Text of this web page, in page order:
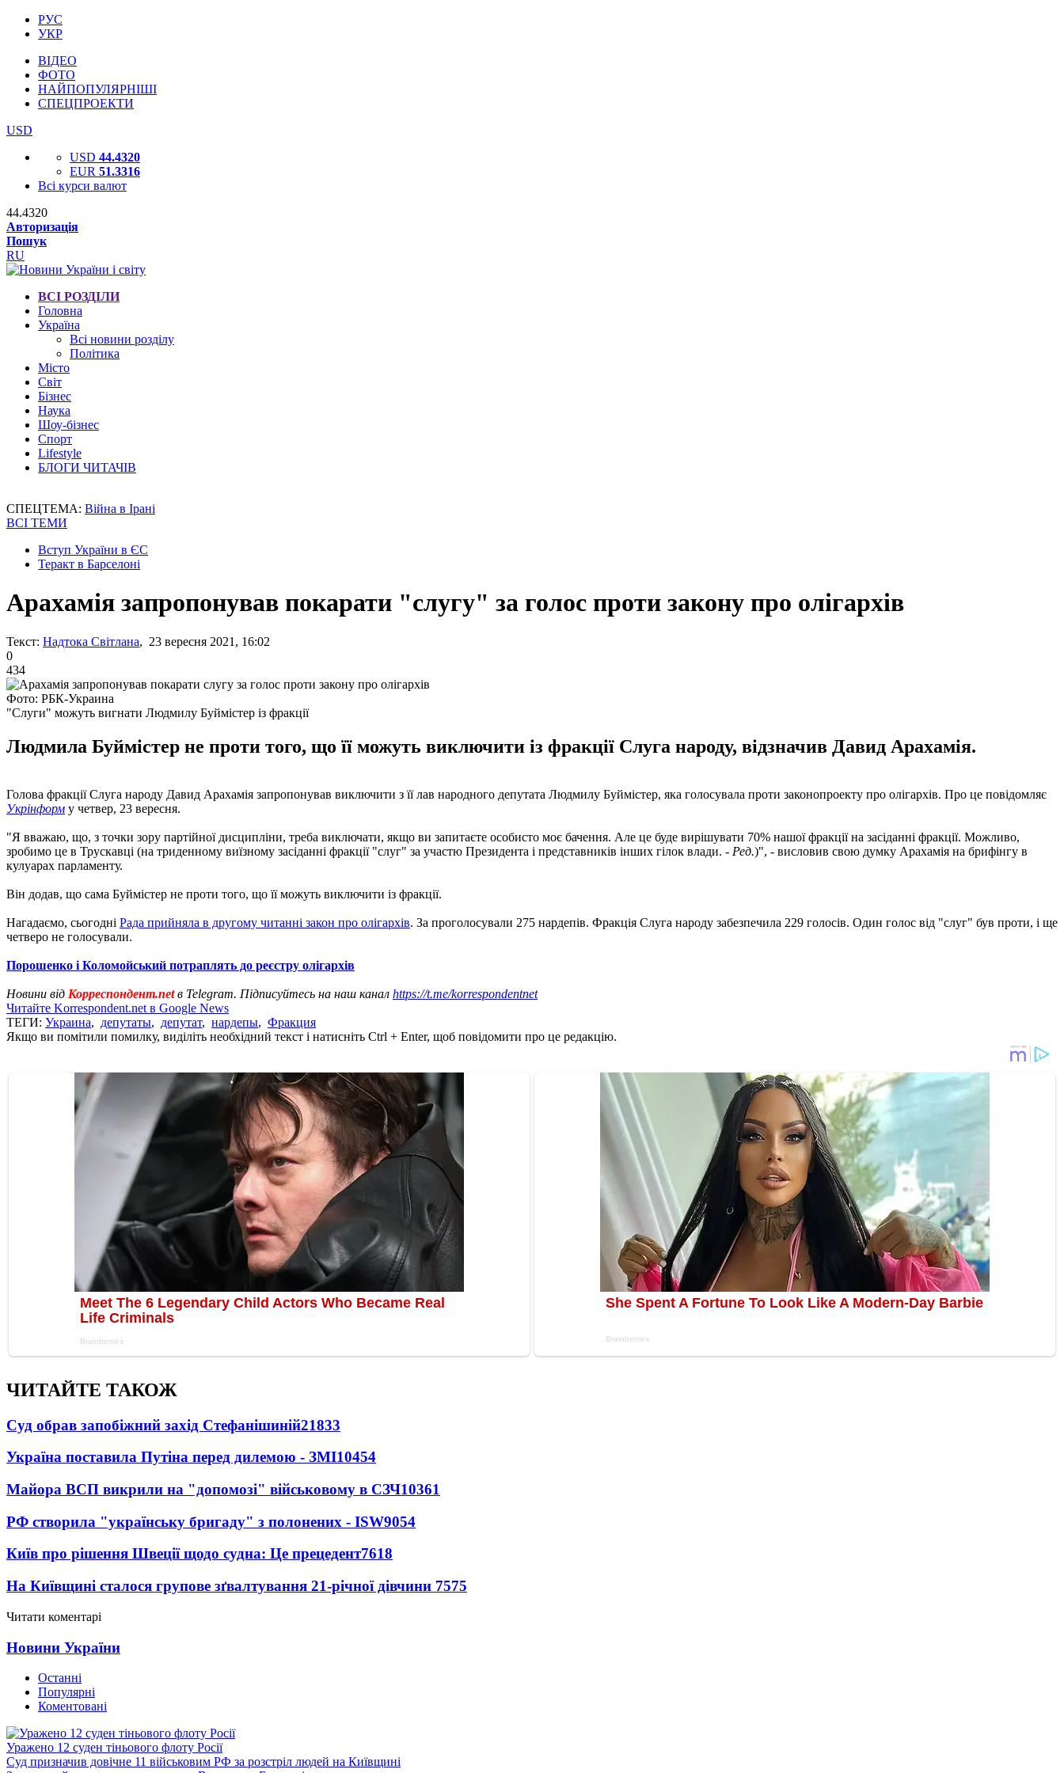
РУС
УКР
ВІДЕО
ФОТО
НАЙПОПУЛЯРНІШІ
СПЕЦПРОЕКТИ
USD
USD 44.4320
EUR 51.3316
Всі курси валют
44.4320
Авторизація
Пошук
RU
ВСІ РОЗДІЛИ
Головна
Україна
Всі новини розділу
Політика
Місто
Світ
Бізнес
Наука
Шоу-бізнес
Спорт
Lifestyle
БЛОГИ ЧИТАЧІВ
СПЕЦТЕМА: Війна в Ірані
ВСІ ТЕМИ
Вступ України в ЄС
Теракт в Барселоні
Арахамія запропонував покарати "слугу" за голос проти закону про олігархів
Текст: Надтока Світлана, 23 вересня 2021, 16:02
0
434
Фото: РБК-Украина
"Слуги" можуть вигнати Людмилу Буймістер із фракції
Людмила Буймістер не проти того, що її можуть виключити із фракції Слуга народу, відзначив Давид Арахамія.
Голова фракції Слуга народу Давид Арахамія запропонував виключити з її лав народного депутата Людмилу Буймістер, яка голосувала проти законопроекту про олігархів. Про це повідомляє
Укрінформ у четвер, 23 вересня.
"Я вважаю, що, з точки зору партійної дисципліни, треба виключати, якщо ви запитаєте особисто моє бачення. Але це буде вирішувати 70% нашої фракції на засіданні фракції. Можливо,
зробимо це в Трускавці (на триденному виїзному засіданні фракції "слуг" за участю Президента і представників інших гілок влади. - Ред.)", - висловив свою думку Арахамія на брифінгу в
кулуарах парламенту.
Він додав, що сама Буймістер не проти того, що її можуть виключити із фракції.
Нагадаємо, сьогодні Рада прийняла в другому читанні закон про олігархів. За проголосували 275 нардепів. Фракція Слуга народу забезпечила 229 голосів. Один голос від "слуг" був проти, і ще
четверо не голосували.
Порошенко і Коломойський потраплять до реєстру олігархів
Новини від Корреспондент.netв Telegram. Підписуйтесь на наш канал https://t.me/korrespondentnet
Читайте Korrespondent.net в Google News
ТЕГИ: Украина, депутаты, депутат, нардепы, Фракция
Якщо ви помітили помилку, виділіть необхідний текст і натисніть Ctrl + Enter, щоб повідомити про це редакцію.
ЧИТАЙТЕ ТАКОЖ
Суд обрав запобіжний захід Стефанішиній21833
Україна поставила Путіна перед дилемою - ЗМІ10454
Майора ВСП викрили на "допомозі" військовому в СЗЧ10361
РФ створила "українську бригаду" з полонених - ISW9054
Київ про рішення Швеції щодо судна: Це прецедент7618
На Київщині сталося групове зґвалтування 21-річної дівчини 7575
Читати коментарі
Новини України
Останні
Популярні
Коментовані
Уражено 12 суден тіньового флоту Росії
Суд призначив довічне 11 військовим РФ за розстріл людей на Київщині